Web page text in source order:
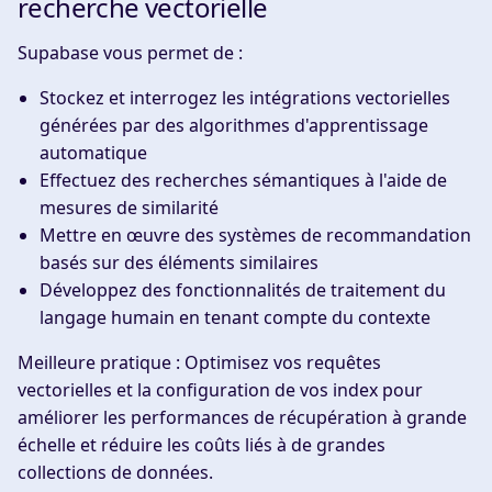
Supabase vous permet de :
Stockez et interrogez les intégrations vectorielles
générées par des algorithmes d'apprentissage
automatique
Effectuez des recherches sémantiques à l'aide de
mesures de similarité
Mettre en œuvre des systèmes de recommandation
basés sur des éléments similaires
Développez des fonctionnalités de traitement du
langage humain en tenant compte du contexte
Meilleure pratique : Optimisez vos requêtes
vectorielles et la configuration de vos index pour
améliorer les performances de récupération à grande
échelle et réduire les coûts liés à de grandes
collections de données.